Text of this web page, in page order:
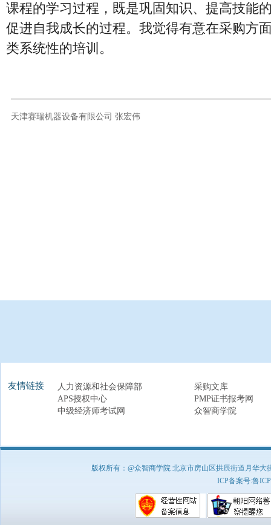
课程的学习过程，既是巩固知识、提高技能
促进自我成长的过程。我觉得有意在采购方
类系统性的培训。
天津赛瑞机器设备有限公司 张宏伟
友情链接 人力资源和社会保障部
采购文库
APS授权中心
PMP证书报考网
中级经济师考试网
众智商学院
版权所有：@众智商学院 北京市房山区拱辰街道月华
ICP备案号:鲁